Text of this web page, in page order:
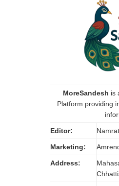
MoreSandesh is
Platform providing
Editor:
Marketing:
Address: